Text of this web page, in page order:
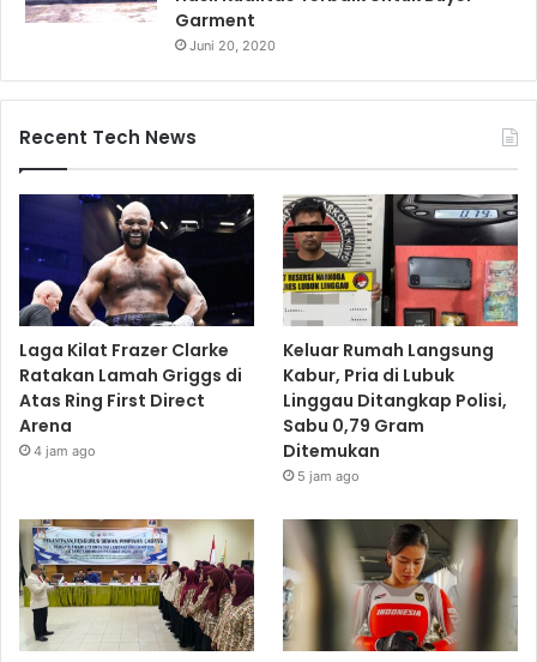
Garment
Juni 20, 2020
Recent Tech News
Laga Kilat Frazer Clarke
Ratakan Lamah Griggs di
Atas Ring First Direct
Arena
4 jam ago
Keluar Rumah Langsung
Kabur, Pria di Lubuk
Linggau Ditangkap Polisi,
Sabu 0,79 Gram
Ditemukan
5 jam ago